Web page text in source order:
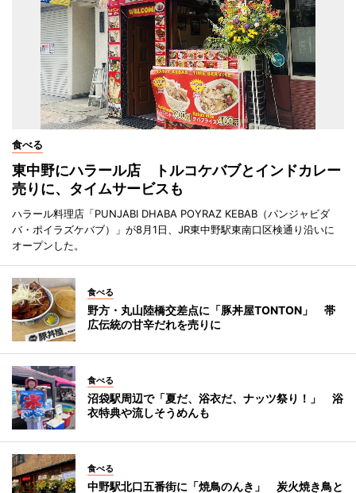
食べる
東中野にハラール店 トルコケバブとインドカレー
売りに、タイムサービスも
ハラール料理店「PUNJABI DHABA POYRAZ KEBAB（パンジャビダ
バ・ポイラズケバブ）」が8月1日、JR東中野駅東南口区検通り沿いに
オープンした。
食べる
野方・丸山陸橋交差点に「豚丼屋TONTON」 帯
広伝統の甘辛だれを売りに
食べる
沼袋駅周辺で「夏だ、浴衣だ、ナッツ祭り！」 浴
衣特典や流しそうめんも
食べる
中野駅北口五番街に「焼鳥のんき」 炭火焼き鳥と